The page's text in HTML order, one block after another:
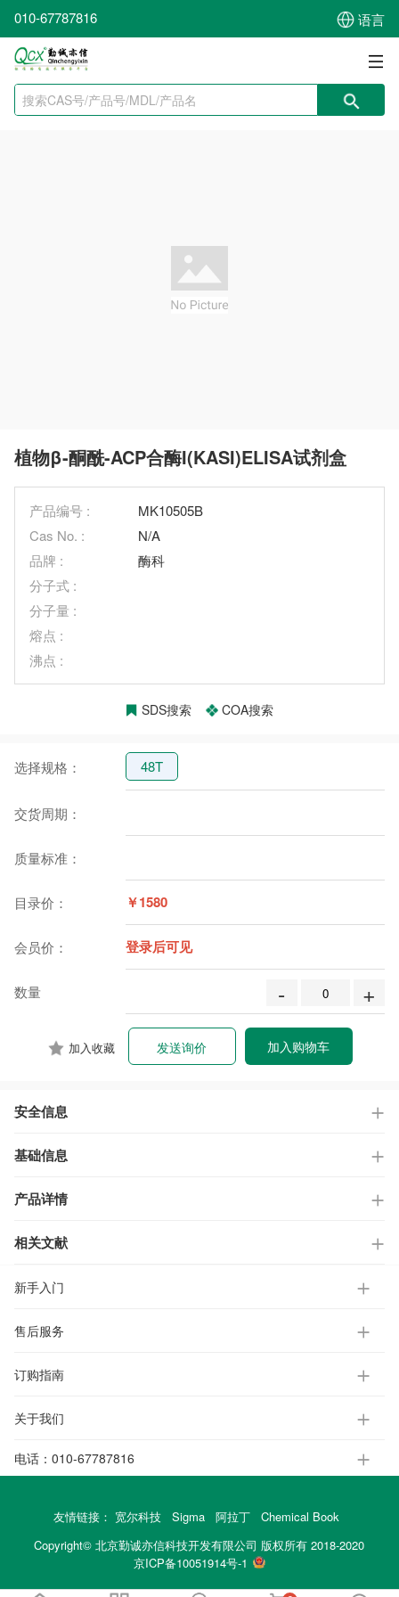
010-67787816 语言
植物β-酮酰-ACP合酶I(KASI)ELISA试剂盒
产品编号 :
MK10505B
Cas No. :
N/A
品牌 :
酶科
分子式 :
分子量 :
熔点 :
沸点 :
SDS搜索 COA搜索
选择规格： 48T
交货周期：
质量标准：
目录价： ￥1580
会员价： 登录后可见
数量 - +
加入收藏 加入购物车
发送询价
安全信息
基础信息
产品详情
相关文献
新手入门
售后服务
订购指南
关于我们
电话： 010-67787816
友情链接： 宽尔科技 Sigma 阿拉丁
Chemical Book
Copyright© 北京勤诚亦信科技开发有限公司 版权所有 2018-2020
京ICP备10051914号-1